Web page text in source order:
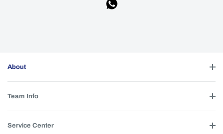
About
Team Info
Service Center